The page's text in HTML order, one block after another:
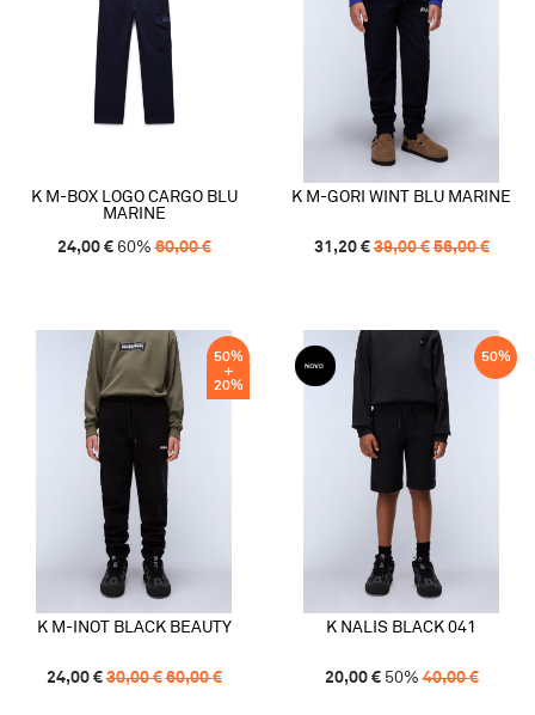
K M-BOX LOGO CARGO BLU
MARINE
24,00 € 60% 60,00€
K M-GORI WINT BLU MARINE
31,20 € 39,00€ 56,00€
50%
20%
K M-INOT BLACK BEAUTY
24,00 € 30,00€ 60,00€
50%
K NALIS BLACK 041
20,00 € 50% 40,00€